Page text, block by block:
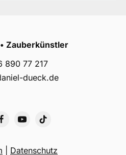
Zauberkünstler
890 77 217
dueck.de
Datenschutz